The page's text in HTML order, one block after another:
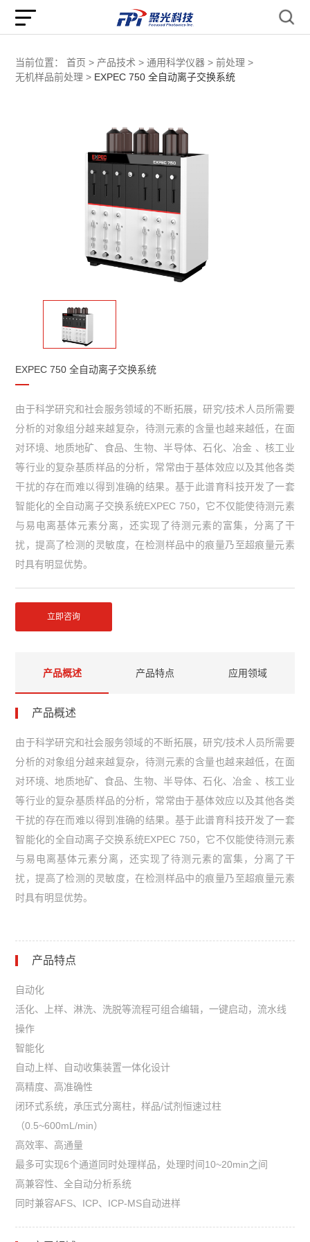
当前位置： 首页 > 产品技术 > 通用科学仪器 > 前处理 >
无机样品前处理 > EXPEC 750 全自动离子交换系统
EXPEC 750 全自动离子交换系统
由于科学研究和社会服务领域的不断拓展，研究/技术人员所需要
分析的对象组分越来越复杂，待测元素的含量也越来越低，在面
对环境、地质地矿、食品、生物、半导体、石化、冶金 、核工业
等行业的复杂基质样品的分析，常常由于基体效应以及其他各类
干扰的存在而难以得到准确的结果。基于此谱育科技开发了一套
智能化的全自动离子交换系统EXPEC 750，它不仅能使待测元素
与易电离基体元素分离，还实现了待测元素的富集，分离了干
扰，提高了检测的灵敏度，在检测样品中的痕量乃至超痕量元素
时具有明显优势。
立即咨询
产品概述 产品特点 应用领域
产品概述
由于科学研究和社会服务领域的不断拓展，研究/技术人员所需要
分析的对象组分越来越复杂，待测元素的含量也越来越低，在面
对环境、地质地矿、食品、生物、半导体、石化、冶金 、核工业
等行业的复杂基质样品的分析，常常由于基体效应以及其他各类
干扰的存在而难以得到准确的结果。基于此谱育科技开发了一套
智能化的全自动离子交换系统EXPEC 750，它不仅能使待测元素
与易电离基体元素分离，还实现了待测元素的富集，分离了干
扰，提高了检测的灵敏度，在检测样品中的痕量乃至超痕量元素
时具有明显优势。
产品特点
自动化
活化、上样、淋洗、洗脱等流程可组合编辑，一键启动，流水线
操作
智能化
自动上样、自动收集装置一体化设计
高精度、高准确性
闭环式系统，承压式分离柱，样品/试剂恒速过柱
（0.5~600mL/min）
高效率、高通量
最多可实现6个通道同时处理样品，处理时间10~20min之间
高兼容性、全自动分析系统
同时兼容AFS、ICP、 ICP-MS自动进样